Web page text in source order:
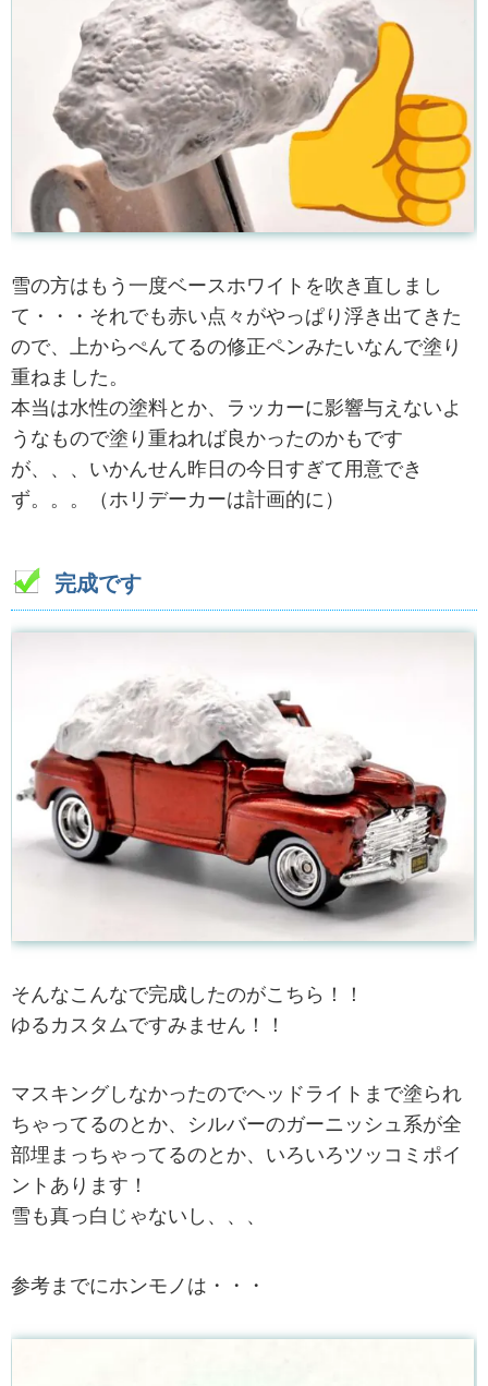
雪の方はもう一度ベースホワイトを吹き直しまし
て・・・それでも赤い点々がやっぱり浮き出てきた
ので、上からぺんてるの修正ペンみたいなんで塗り
重ねました。
本当は水性の塗料とか、ラッカーに影響与えないよ
うなもので塗り重ねれば良かったのかもです
が、、、いかんせん昨日の今日すぎて用意でき
ず。。。（ホリデーカーは計画的に）
完成です
そんなこんなで完成したのがこちら！！
ゆるカスタムですみません！！
マスキングしなかったのでヘッドライトまで塗られ
ちゃってるのとか、シルバーのガーニッシュ系が全
部埋まっちゃってるのとか、いろいろツッコミポイ
ントあります！
雪も真っ白じゃないし、、、
参考までにホンモノは・・・